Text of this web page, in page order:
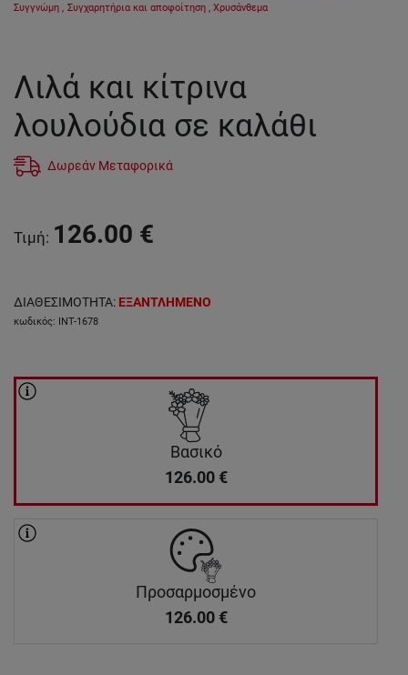
Συγγνώμη , Συγχαρητήρια και αποφοίτηση , Χρυσάνθεμα
Λιλά και κίτρινα
λουλούδια σε καλάθι
Δωρεάν Μεταφορικά
Τιμή: 126.00 €
ΔΙΑΘΕΣΙΜΟΤΗΤΑ: ΕΞΑΝΤΛΗΜΕΝΟ
κωδικός: INT-1678
Βασικό
126.00 €
Προσαρμοσμένο
126.00 €